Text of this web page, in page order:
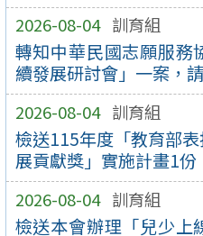
2026-08-04 訓育組
轉知中華民國志願服務
續發展研討會」一案，
2026-08-04 訓育組
檢送115年度「教育部
展貢獻獎」實施計畫1份
2026-08-04 訓育組
檢送本會辦理「兒少上